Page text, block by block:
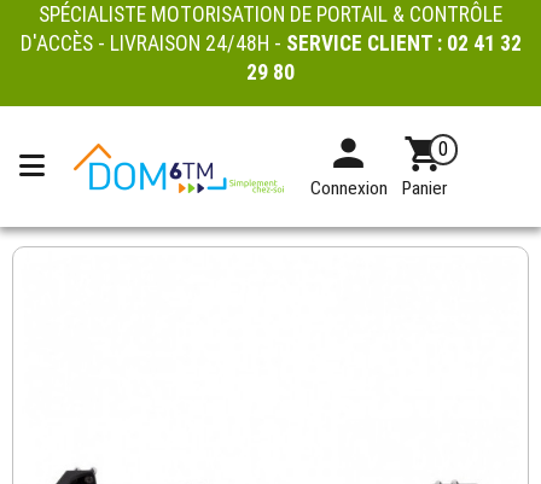
SPÉCIALISTE MOTORISATION DE PORTAIL & CONTRÔLE
D'ACCÈS - LIVRAISON 24/48H - SERVICE CLIENT : 02 41 32
29 80
Connexion
0
Panier